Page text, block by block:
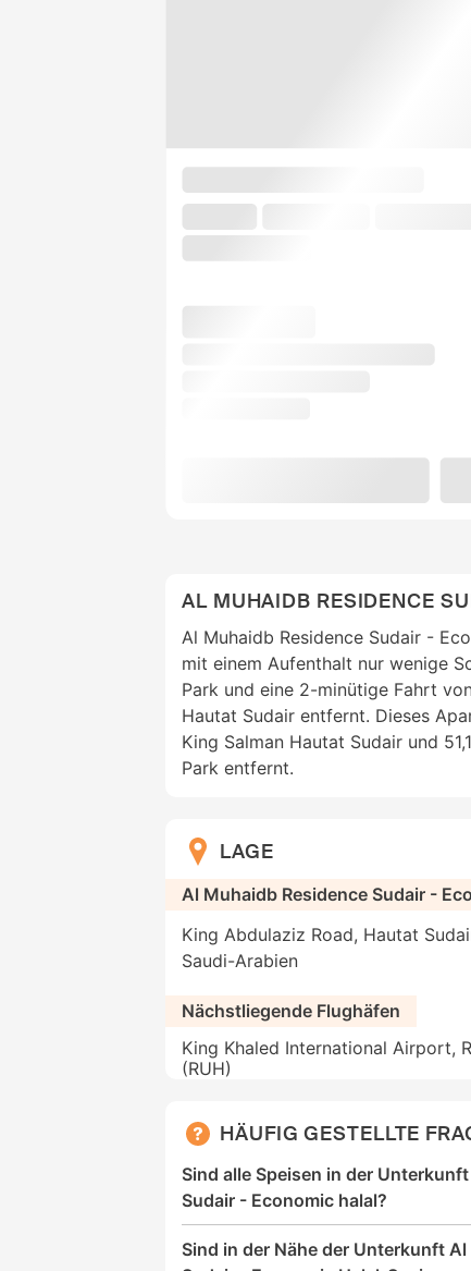
AL MUHAIDB RESIDENCE
Al Muhaidb Residence Sudair -
mit einem Aufenthalt nur wenige
Park und eine 2-minütige Fahrt
Hautat Sudair entfernt. Dieses
King Salman Hautat Sudair und
Park entfernt.
LAGE
Al Muhaidb Residence Sudair -
King Abdulaziz Road, Hautat
Saudi-Arabien
Nächstliegende Flughäfen
King Khaled International Airport,
(RUH)
HÄUFIG GESTELLTE
Sind alle Speisen in der
Sudair - Economic halal?
Sind in der Nähe der Unterkunft